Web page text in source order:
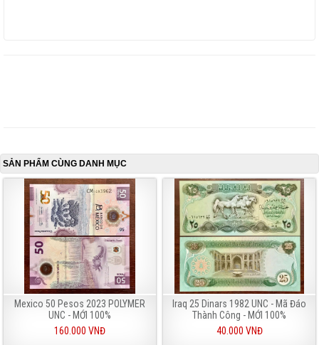
SẢN PHẨM CÙNG DANH MỤC
Mexico 50 Pesos 2023 POLYMER
UNC - MỚI 100%
160.000 VNĐ
Iraq 25 Dinars 1982 UNC - Mã Đáo
Thành Công - MỚI 100%
40.000 VNĐ